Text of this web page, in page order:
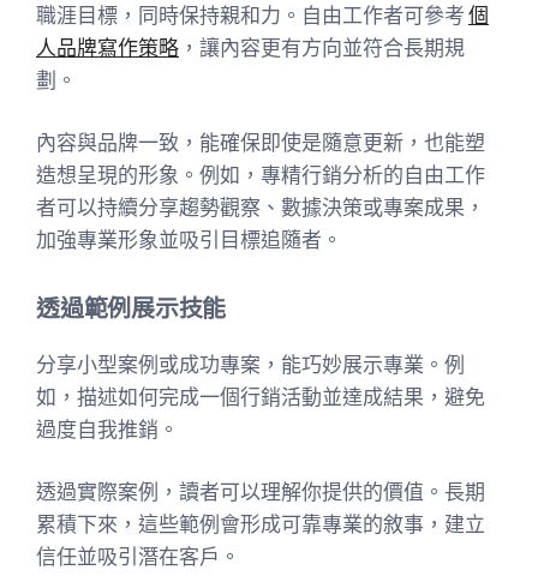
職涯目標，同時保持親和力。自由工作者可參考個
人品牌寫作策略 ，讓內容更有方向並符合長期規
劃。
內容與品牌一致，能確保即使是隨意更新，也能塑
造想呈現的形象。例如，專精行銷分析的自由工作
者可以持續分享趨勢觀察、數據決策或專案成果，
加強專業形象並吸引目標追隨者。
透過範例展示技能
分享小型案例或成功專案，能巧妙展示專業。例
如，描述如何完成一個行銷活動並達成結果，避免
過度自我推銷。
透過實際案例，讀者可以理解你提供的價值。長期
累積下來，這些範例會形成可靠專業的敘事，建立
信任並吸引潛在客戶。